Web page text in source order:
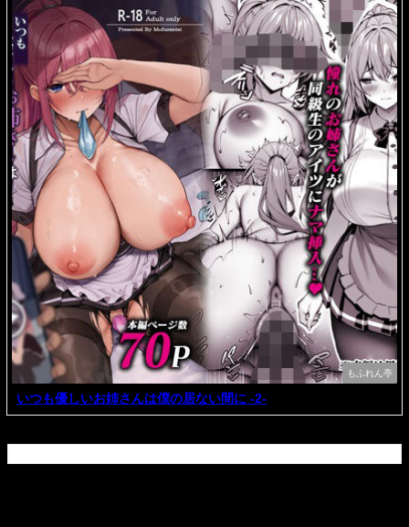
もふれん亭
いつも優しいお姉さんは僕の居ない間に -2-